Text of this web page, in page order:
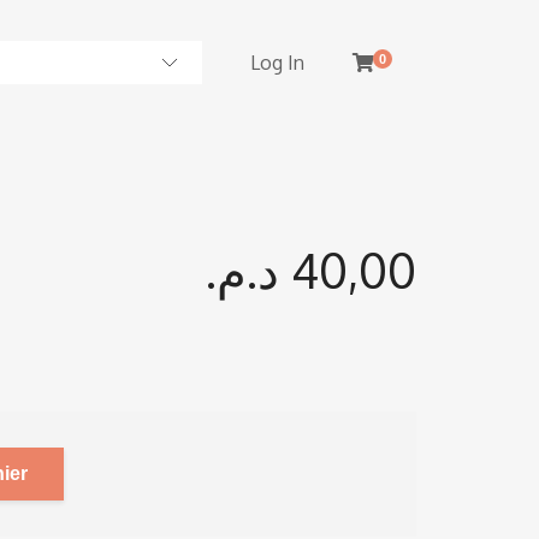
Log In 0
40,00 د.م.